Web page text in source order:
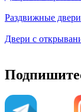
Раздвижные двери
Двери с